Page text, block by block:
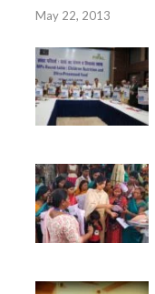
May 22, 2013